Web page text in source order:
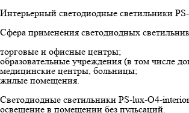
Интерьерный светодиодные светильники
Сфера применения светодиодных
торговые и офисные центры;
образовательные учреждения (в том числе
медицинские центры, больницы;
жилые помещения.
Светодиодные светильники PS-lux-O4-
освещение в помещении без пульсаций.